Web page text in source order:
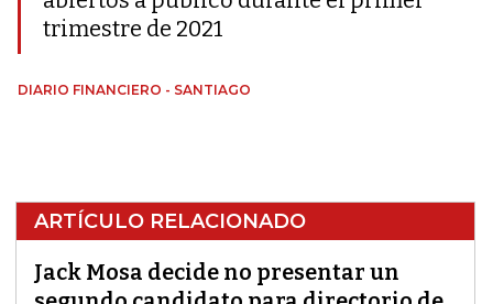
trimestre de 2021
DIARIO FINANCIERO - SANTIAGO
ARTÍCULO RELACIONADO
Jack Mosa decide no presentar un